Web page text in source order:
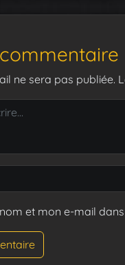
ne sera pas publiée.
et mon e-mail